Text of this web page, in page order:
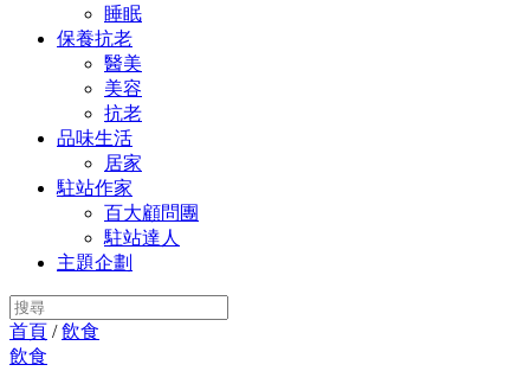
睡眠
保養抗老
醫美
美容
抗老
品味生活
居家
駐站作家
百大顧問團
駐站達人
主題企劃
首頁 /飲食
飲食